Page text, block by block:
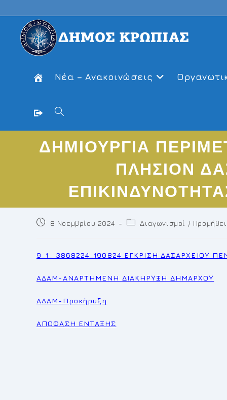
to
content
Νέα – Ανακοινώσεις
Toggle
website
ΔΗΜΙΟΥΡΓΙΑ
ΠΛΗΣΙΟΝ
Post8 Νοεμβρίου 2024
PostΔιαγωνισμοί /
9_1_ 3868224_190824 ΕΓΚΡΙΣΗ ΔΑΣΑΡΧΕΙΟΥ
ΑΔΑΜ-ΑΝΑΡΤΗΜΕΝΗ ΔΙΑΚΗΡΥΞΗ ΔΗΜΑΡΧΟΥ
ΑΔΑΜ-Προκήρυξη
ΑΠΟΦΑΣΗ ΕΝΤΑΞΗΣ